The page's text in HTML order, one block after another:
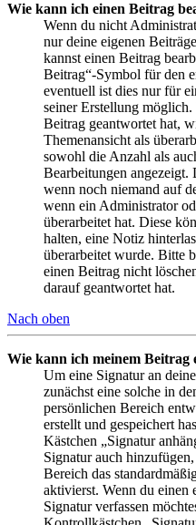
Wie kann ich einen Beitrag
Wenn du nicht
nur deine eigenen
kannst einen Beitrag
Beitrag“-Symbol für den
eventuell ist dies nur für
seiner Erstellung
Beitrag geantwortet hat,
Themenansicht als
sowohl die Anzahl als
Bearbeitungen
wenn noch niemand auf
wenn ein Administrator
überarbeitet hat. Diese
halten, eine Notiz
überarbeitet wurde. Bitte
einen Beitrag nicht
darauf geantwortet hat.
Nach oben
Wie kann ich meinem Beitrag
Um eine Signatur an
zunächst eine solche in
persönlichen Bereich
erstellt und gespeichert
Kästchen „Signatur
Signatur auch
Bereich das
aktivierst. Wenn du einen
Signatur verfassen